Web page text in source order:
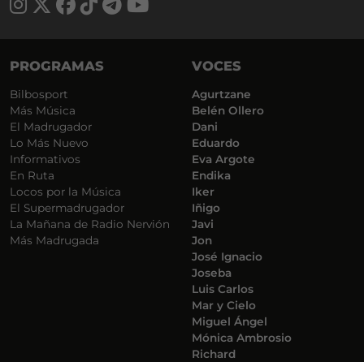
PROGRAMAS
Bilbosport
Más Música
El Madrugador
Lo Más Nuevo
Informativos
En Ruta
Locos por la Música
El Supermadrugador
La Mañana de Radio Nervión
Más Madrugada
VOCES
Agurtzane
Belén Ollero
Dani
Eduardo
Eva Argote
Endika
Iker
Iñigo
Javi
Jon
José Ignacio
Joseba
Luis Carlos
Mar y Cielo
Miguel Ángel
Mónica Ambrosio
Richard